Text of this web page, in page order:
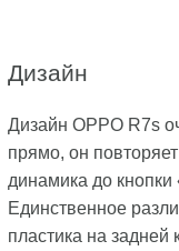
Дизайн
Дизайн ОРРО R7s
прямо, он
динамика до
Единственное
пластика на